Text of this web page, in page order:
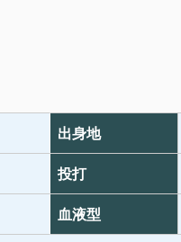
出身地
投打
血液型